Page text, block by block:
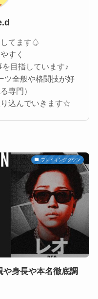
してます♤
すく
目指しています♪
ツ全般や格闘技が好
専門）
込んでいきます☆
ブレイキングダウン
身長や本名徹底調